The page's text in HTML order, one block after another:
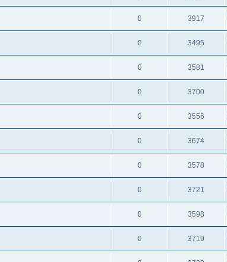
0 3917
0 3495
0 3581
0 3700
0 3556
0 3674
0 3578
0 3721
0 3598
0 3719